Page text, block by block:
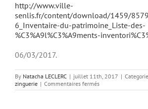
http://www.ville-
senlis.fr/content/download/1459/
6_Inventaire-du-patrimoine_Liste-des-
%C3%A9l%C3%A9ments-
06/03/2017.
By Natacha LECLERC | juillet 11th, 2017 |
zinguerie | Commentaires ferméssur
chapelle